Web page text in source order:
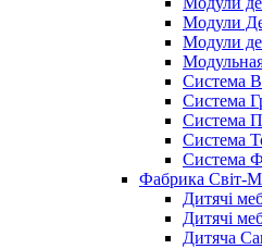
Модули
Модули
Система
Система
Система
Система
Система
Фабрика Світ-
Дитячі
Дитячі
Дитяча